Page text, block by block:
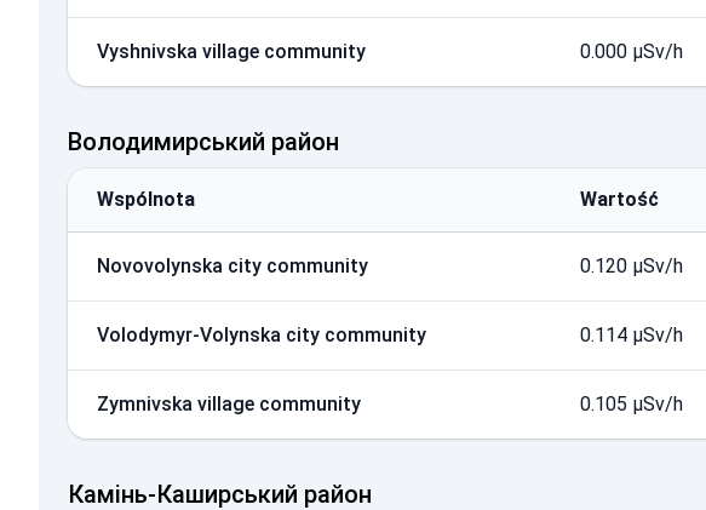
Vyshnivska village community 0.000 µSv/h
Володимирський район
Wspólnota Wartość
Novovolynska city community 0.120 µSv/h
Volodymyr-Volynska city community 0.114 µSv/h
Zymnivska village community 0.105 µSv/h
Камінь-Каширський район